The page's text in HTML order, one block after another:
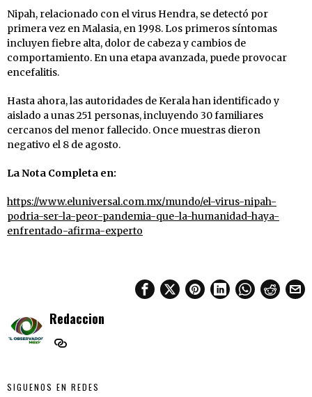
Nipah, relacionado con el virus Hendra, se detectó por
primera vez en Malasia, en 1998. Los primeros síntomas
incluyen fiebre alta, dolor de cabeza y cambios de
comportamiento. En una etapa avanzada, puede provocar
encefalitis.
Hasta ahora, las autoridades de Kerala han identificado y
aislado a unas 251 personas, incluyendo 30 familiares
cercanos del menor fallecido. Once muestras dieron
negativo el 8 de agosto.
La Nota Completa en:
https://www.eluniversal.com.mx/mundo/el-virus-nipah-
podria-ser-la-peor-pandemia-que-la-humanidad-haya-
enfrentado-afirma-experto
Redaccion
SIGUENOS EN REDES